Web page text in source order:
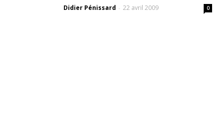
Didier Pénissard - 22 avril 2009 0